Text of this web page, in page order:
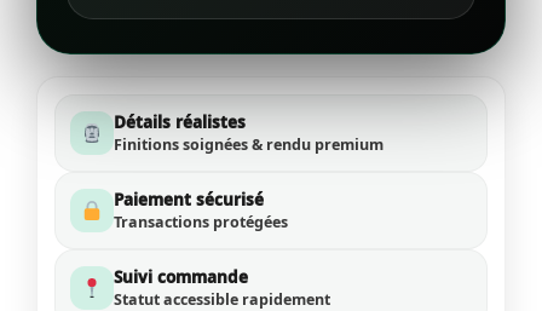
Détails réalistes
Finitions soignées & rendu premium
Paiement sécurisé
Transactions protégées
Suivi commande
Statut accessible rapidement